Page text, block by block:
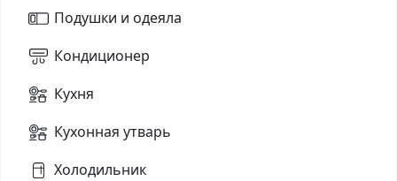
Подушки и одеяла
Кондиционер
Кухня
Кухонная утварь
Холодильник